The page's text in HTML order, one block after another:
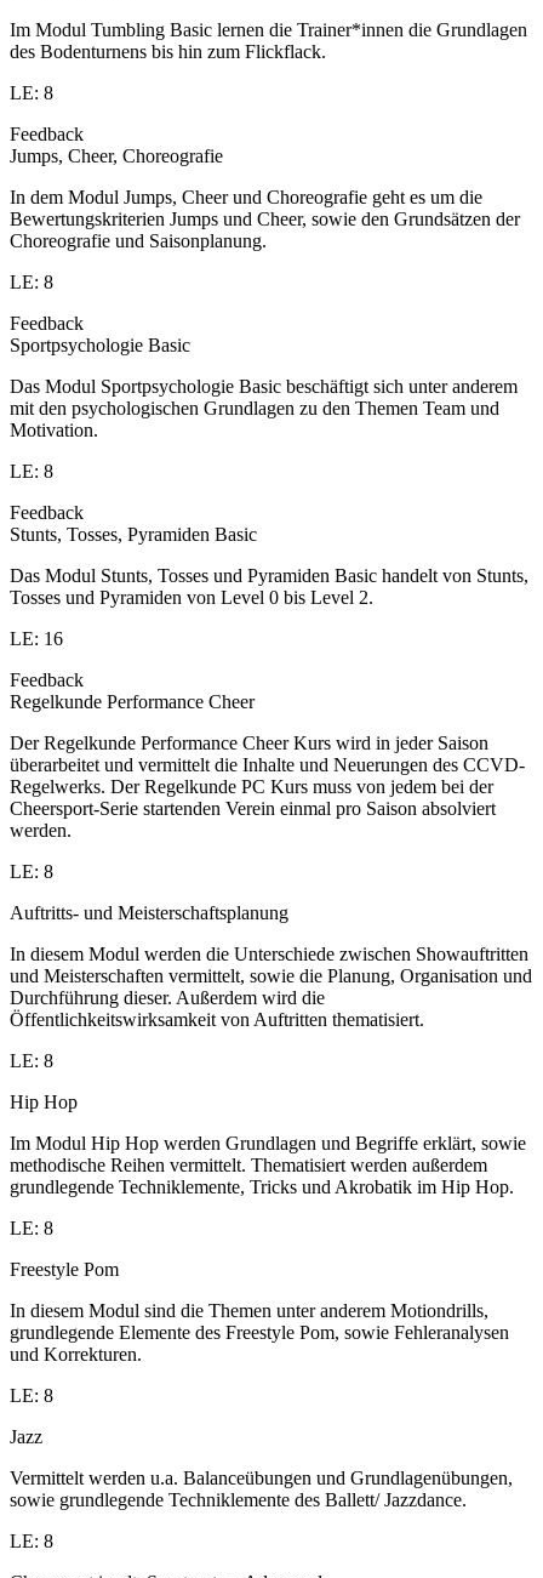
Im Modul Tumbling Basic lernen die Trainer*innen die Grundlagen
des Bodenturnens bis hin zum Flickflack.
LE: 8
Feedback
Jumps, Cheer, Choreografie
In dem Modul Jumps, Cheer und Choreografie geht es um die
Bewertungskriterien Jumps und Cheer, sowie den Grundsätzen der
Choreografie und Saisonplanung.
LE: 8
Feedback
Sportpsychologie Basic
Das Modul Sportpsychologie Basic beschäftigt sich unter anderem
mit den psychologischen Grundlagen zu den Themen Team und
Motivation.
LE: 8
Feedback
Stunts, Tosses, Pyramiden Basic
Das Modul Stunts, Tosses und Pyramiden Basic handelt von Stunts,
Tosses und Pyramiden von Level 0 bis Level 2.
LE: 16
Feedback
Regelkunde Performance Cheer
Der Regelkunde Performance Cheer Kurs wird in jeder Saison
überarbeitet und vermittelt die Inhalte und Neuerungen des CCVD-
Regelwerks. Der Regelkunde PC Kurs muss von jedem bei der
Cheersport-Serie startenden Verein einmal pro Saison absolviert
werden.
LE: 8
Auftritts- und Meisterschaftsplanung
In diesem Modul werden die Unterschiede zwischen Showauftritten
und Meisterschaften vermittelt, sowie die Planung, Organisation und
Durchführung dieser. Außerdem wird die
Öffentlichkeitswirksamkeit von Auftritten thematisiert.
LE: 8
Hip Hop
Im Modul Hip Hop werden Grundlagen und Begriffe erklärt, sowie
methodische Reihen vermittelt. Thematisiert werden außerdem
grundlegende Techniklemente, Tricks und Akrobatik im Hip Hop.
LE: 8
Freestyle Pom
In diesem Modul sind die Themen unter anderem Motiondrills,
grundlegende Elemente des Freestyle Pom, sowie Fehleranalysen
und Korrekturen.
LE: 8
Jazz
Vermittelt werden u.a. Balanceübungen und Grundlagenübungen,
sowie grundlegende Techniklemente des Ballett/ Jazzdance.
LE: 8